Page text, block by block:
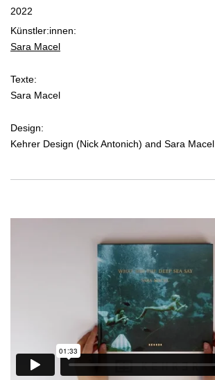
2022
Künstler:innen:
Sara Macel
Texte:
Sara Macel
Design:
Kehrer Design (Nick Antonich) and Sara Macel